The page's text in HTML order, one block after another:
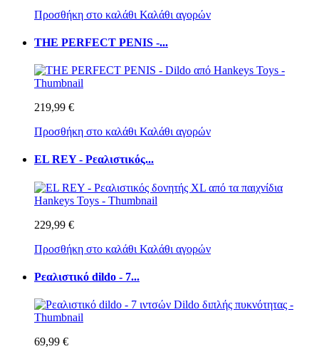
Προσθήκη στο καλάθι Καλάθι αγορών
THE PERFECT PENIS -...
219,99 €
Προσθήκη στο καλάθι Καλάθι αγορών
EL REY - Ρεαλιστικός...
229,99 €
Προσθήκη στο καλάθι Καλάθι αγορών
Ρεαλιστικό dildo - 7...
69,99 €